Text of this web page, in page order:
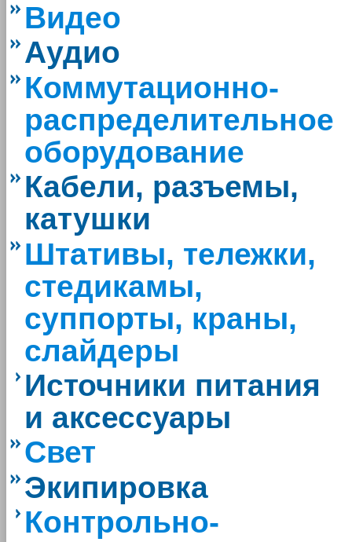
Видео
Аудио
Коммутационно-
распределительное
оборудование
Кабели, разъемы,
катушки
Штативы, тележки,
стедикамы,
суппорты, краны,
слайдеры
Источники питания
и аксессуары
Свет
Экипировка
Контрольно-